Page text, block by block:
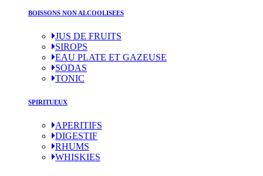
BOISSONS NON ALCOOLISEES
JUS DE FRUITS
SIROPS
EAU PLATE ET GAZEUSE
SODAS
TONIC
SPIRITUEUX
APERITIFS
DIGESTIF
RHUMS
WHISKIES